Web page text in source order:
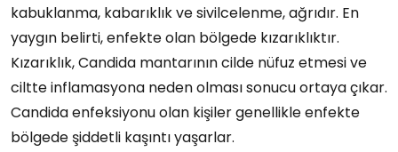
kabuklanma, kabarıklık ve sivilcelenme, ağrıdır. En
yaygın belirti, enfekte olan bölgede kızarıklıktır.
Kızarıklık, Candida mantarının cilde nüfuz etmesi ve
ciltte inflamasyona neden olması sonucu ortaya çıkar.
Candida enfeksiyonu olan kişiler genellikle enfekte
bölgede şiddetli kaşıntı yaşarlar.